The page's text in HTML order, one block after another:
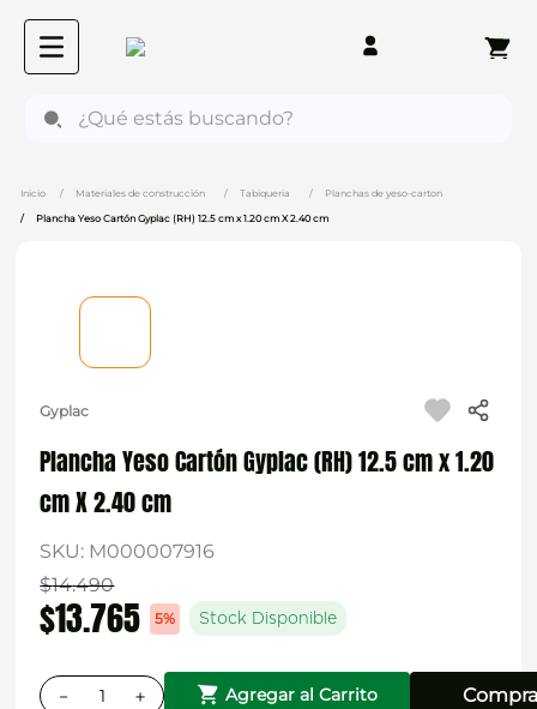
Materiales de construcción Tabiqueria Planchas de yeso-carton
Plancha Yeso Cartón Gyplac (RH) 12.5 cm x 1.20 cm X 2.40 cm
Gyplac
Plancha Yeso Cartón Gyplac (RH) 12.5 cm x 1.20
cm X 2.40 cm
SKU: M000007916
$14.490
$13.765 5% Stock Disponible
＋
－ Agregar al Carrito